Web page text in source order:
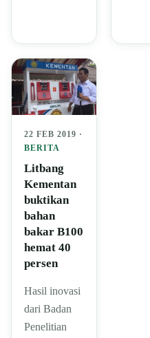
22 FEB 2019 ·
BERITA
Litbang
Kementan
buktikan
bahan
bakar B100
hemat 40
persen
Hasil inovasi
dari Badan
Penelitian